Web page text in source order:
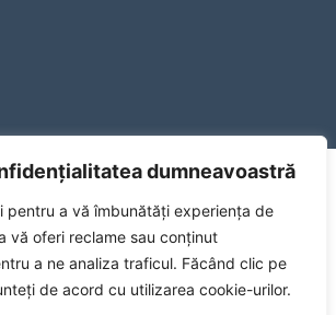
dumneavoastră
pentru a vă îmbunătăți experiența de
vă oferi reclame sau conținut
a ne analiza traficul. Făcând clic pe
de acord cu utilizarea cookie-urilor.
Dezvoltat deNahabaGroup SRL
(Engleză)
Română
Русский(Rusă)